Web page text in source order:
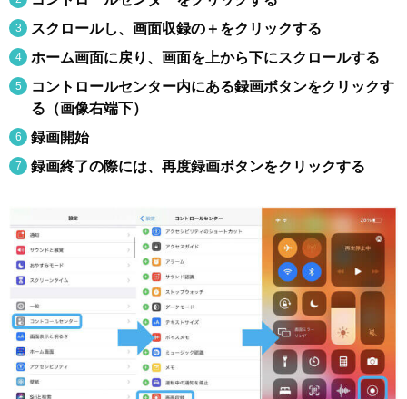
スクロールし、画面収録の＋をクリックする
ホーム画面に戻り、画面を上から下にスクロールする
コントロールセンター内にある録画ボタンをクリックす
る（画像右端下）
録画開始
録画終了の際には、再度録画ボタンをクリックする